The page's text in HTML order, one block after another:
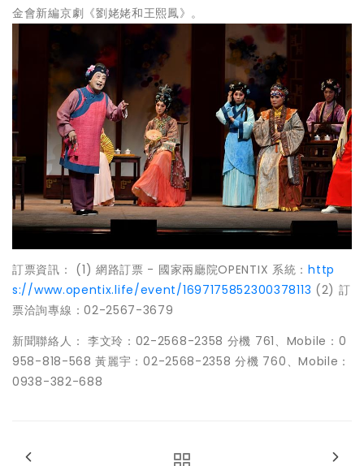
金會新編京劇《劉姥姥和王熙鳳》。
訂票資訊： (1) 網路訂票 - 國家兩廳院OPENTIX 系統：http
s://www.opentix.life/event/1697175852300378113 (2) 訂
票洽詢專線：02-2567-3679
新聞聯絡人： 李文玲：02-2568-2358 分機 761、Mobile：0
958-818-568 黃麗宇：02-2568-2358 分機 760、Mobile：
0938-382-688